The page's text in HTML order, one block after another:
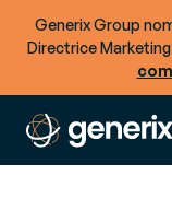
Generix Group
Directrice